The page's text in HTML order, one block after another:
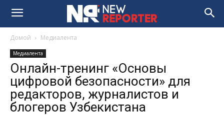
Домой Медиалента
Медиалента
Онлайн-тренинг «Основы
цифровой безопасности» для
редакторов, журналистов и
блогеров Узбекистана